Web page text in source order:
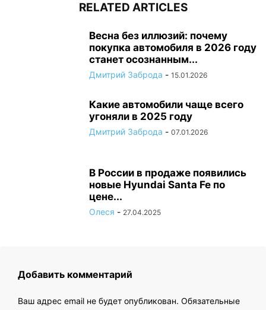
RELATED ARTICLES
Весна без иллюзий: почему
покупка автомобиля в 2026 году
станет осознанным...
Дмитрий Заброда - 15.01.2026
Какие автомобили чаще всего
угоняли в 2025 году
Дмитрий Заброда - 07.01.2026
В России в продаже появились
новые Hyundai Santa Fe по
цене...
Олеся - 27.04.2025
Добавить комментарий
Ваш адрес email не будет опубликован. Обязательные